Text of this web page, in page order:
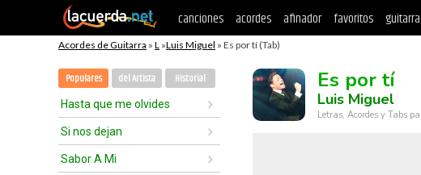
canciones acordes afinador favoritos guitarra
Acordes de Guitarra » L »Luis Miguel » Es por tí (Tab)
Populares del Artista Historial
Hasta que me olvides
Si nos dejan
Sabor A Mi
Es por tí
Luis Miguel
Letras, Acordes y Tabs